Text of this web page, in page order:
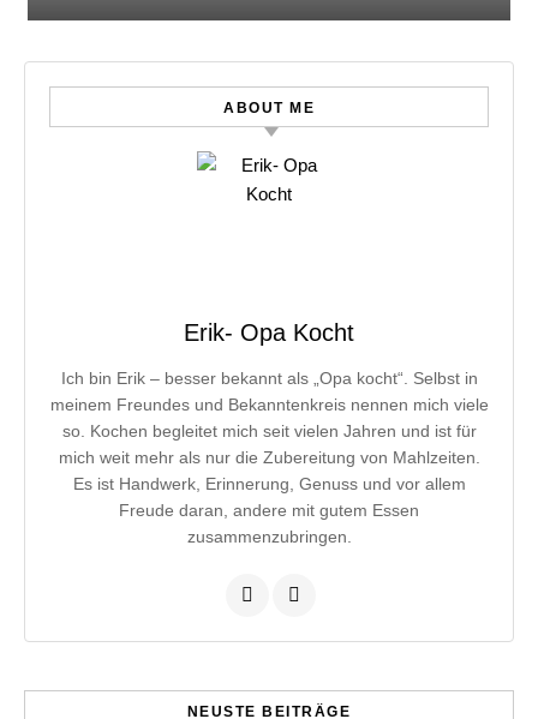
ABOUT ME
Erik- Opa Kocht
Ich bin Erik – besser bekannt als „Opa kocht“. Selbst in
meinem Freundes und Bekanntenkreis nennen mich viele
so. Kochen begleitet mich seit vielen Jahren und ist für
mich weit mehr als nur die Zubereitung von Mahlzeiten.
Es ist Handwerk, Erinnerung, Genuss und vor allem
Freude daran, andere mit gutem Essen
zusammenzubringen.
NEUSTE BEITRÄGE